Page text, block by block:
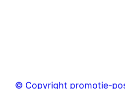
© Copyright promotie-